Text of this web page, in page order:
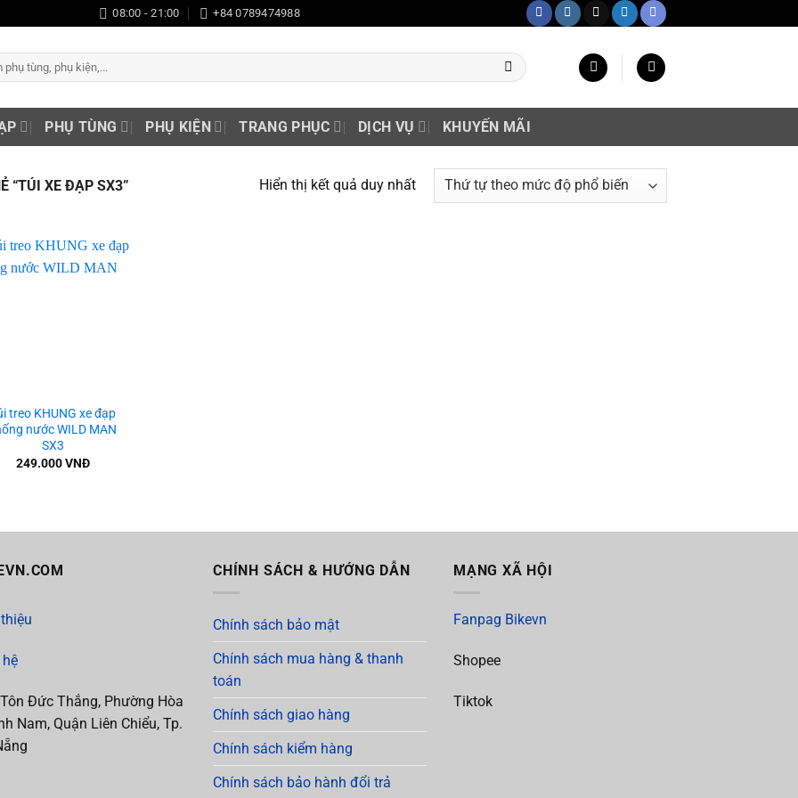
08:00 - 21:00 +84 0789474988
PHỤ TÙNG PHỤ KIỆN TRANG PHỤC DỊCH VỤ KHUYẾN MÃI
“TÚI XE ĐẠP SX3” Hiển thị kết quả duy nhất
treo KHUNG xe đạp
nước WILD MAN
SX3
249.000VNĐ
Đức Thắng, Phường Hòa
Nam, Quận Liên Chiểu, Tp.
CHÍNH SÁCH & HƯỚNG DẪN
Chính sách bảo mật
Chính sách mua hàng & thanh
toán
Chính sách giao hàng
Chính sách kiểm hàng
Chính sách bảo hành đổi trả
MẠNG XÃ HỘI
Fanpag Bikevn
Shopee
Tiktok